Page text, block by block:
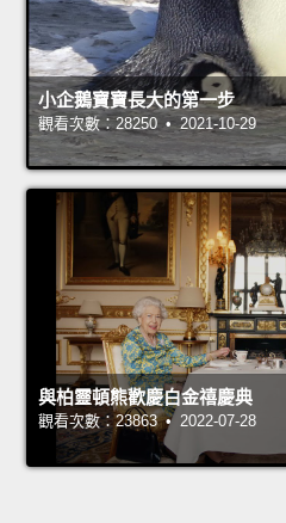
小企鵝寶寶長大的第一步
觀看次數：28250 • 2021-10-29
與柏靈頓熊歡慶白金禧慶典
觀看次數：23863 • 2022-07-28